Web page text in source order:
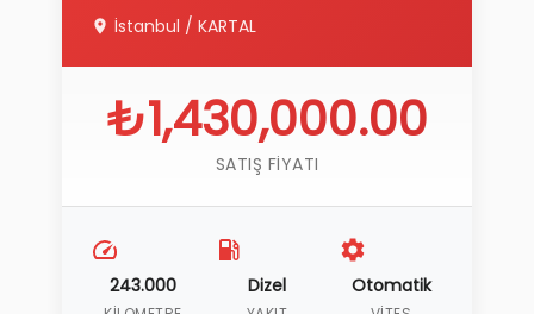
İstanbul / KARTAL
₺1,430,000.00
SATIŞ FIYATI
243.000 Dizel Otomatik